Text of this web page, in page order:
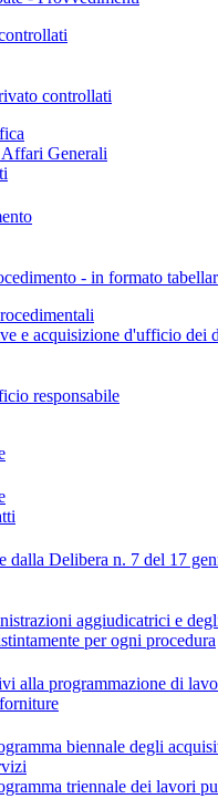
controllati
Generali
- in formato
e acquisizione d'ufficio dei
responsabile
dalla Delibera n. 7 del 17
aggiudicatrici e
per ogni procedura
alla programmazione di
biennale degli
triennale dei lavori